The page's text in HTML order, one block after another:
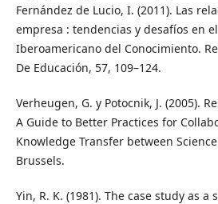
Fernández de Lucio, I. (2011). Las
empresa : tendencias y desafíos en
Iberoamericano del Conocimiento.
De Educación, 57, 109–124.
Verheugen, G. y Potocnik, J. (2005).
A Guide to Better Practices for
Knowledge Transfer between
Brussels.
Yin, R. K. (1981). The case study as a